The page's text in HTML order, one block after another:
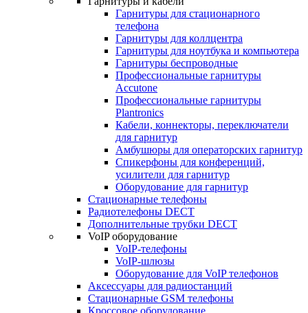
Гарнитуры для стационарного
телефона
Гарнитуры для коллцентра
Гарнитуры для ноутбука и компьютера
Гарнитуры беспроводные
Профессиональные гарнитуры
Accutone
Профессиональные гарнитуры
Plantronics
Кабели, коннекторы, переключатели
для гарнитур
Амбушюры для операторских гарнитур
Cпикерфоны для конференций,
усилители для гарнитур
Оборудование для гарнитур
Стационарные телефоны
Радиотелефоны DECT
Дополнительные трубки DECT
VoIP оборудование
VoIP-телефоны
VoIP-шлюзы
Оборудование для VoIP телефонов
Аксессуары для радиостанций
Стационарные GSM телефоны